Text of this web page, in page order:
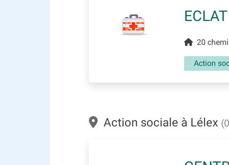
ECLAT
20
Action
Action sociale à Lélex